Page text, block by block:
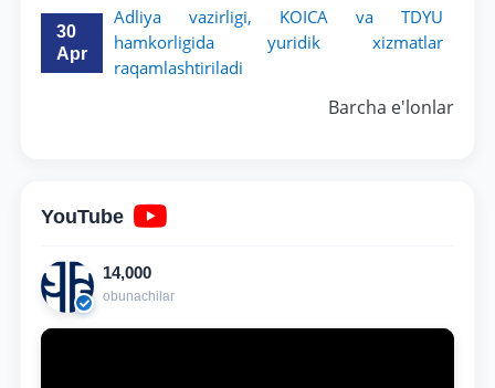
keng jamoatchilikka yetkazish bo‘yicha
media-reja ijrosi yuzasidan qilingan ishlar
dayjesti
30
Apr
Adliya vazirligi, KOICA va TDYU
hamkorligida yuridik xizmatlar
raqamlashtiriladi
Barcha e'lonlar
YouTube
14,000
obunachilar